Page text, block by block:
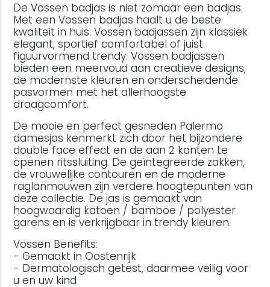
De Vossen badjas is niet zomaar een badjas.
Met een Vossen badjas haalt u de beste
kwaliteit in huis. Vossen badjassen zijn klassiek
elegant, sportief comfortabel of juist
figuurvormend trendy. Vossen badjassen
bieden een meervoud aan creatieve designs,
de modernste kleuren en onderscheidende
pasvormen met het allerhoogste
draagcomfort.
De mooie en perfect gesneden Palermo
damesjas kenmerkt zich door het bijzondere
double face effect en de aan 2 kanten te
openen ritssluiting. De geïntegreerde zakken,
de vrouwelijke contouren en de moderne
raglanmouwen zijn verdere hoogtepunten van
deze collectie. De jas is gemaakt van
hoogwaardig katoen / bamboe / polyester
garens en is verkrijgbaar in trendy kleuren.
Vossen Benefits:
- Gemaakt in Oostenrijk
- Dermatologisch getest, daarmee veilig voor
u en uw kind